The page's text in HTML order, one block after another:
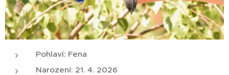
Pohlaví: Fena
Narození: 21. 4. 2026